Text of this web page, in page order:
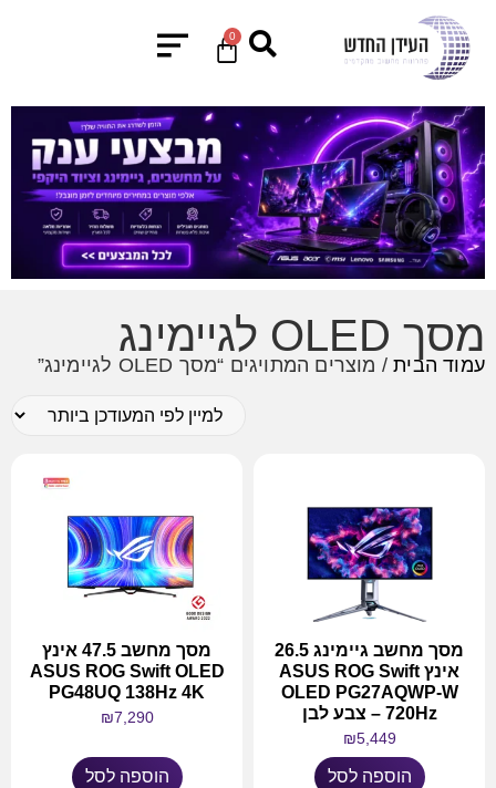
0
מסך OLED לגיימינג
עמוד הבית/ מוצרים המתויגים “מסך OLED לגיימינג”
מסך מחשב גיימינג 26.5
אינץ ASUS ROG Swift
OLED PG27AQWP-W
720Hz – צבע לבן
₪5,449
הוספה לסל
מסך מחשב 47.5 אינץ
ASUS ROG Swift OLED
PG48UQ 138Hz 4K
₪7,290
הוספה לסל